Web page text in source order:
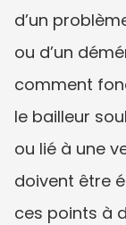
d’un
ou d’un
comment
le bailleur
ou lié à une
doivent être
ces points à